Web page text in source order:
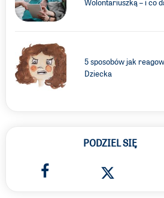
Wolontariuszką – i co
5 sposobów jak
Dziecka
PODZIEL SIĘ